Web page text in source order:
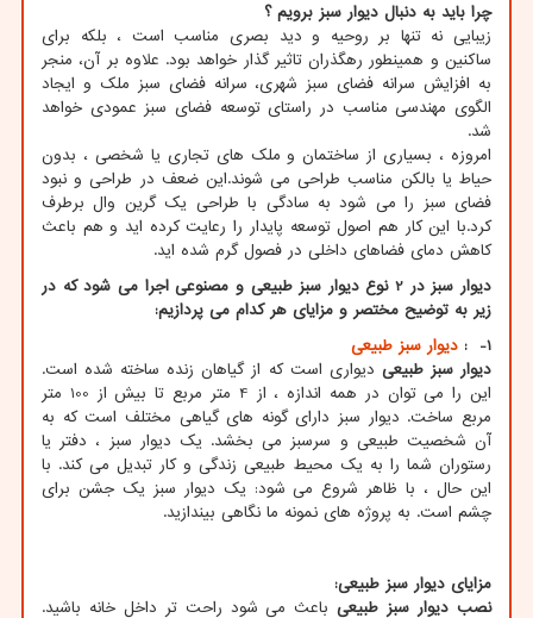
چرا باید به دنبال دیوار سبز برویم ؟
زیبایی نه تنها بر روحیه و دید بصری مناسب است ، بلکه برای
ساکنین و همینطور رهگذران تاثیر گذار خواهد بود. علاوه بر آن، منجر
به افزایش سرانه فضای سبز شهری، سرانه فضای سبز ملک و ایجاد
الگوی مهندسی مناسب در راستای توسعه فضای سبز عمودی خواهد
شد.
امروزه ، بسیاری از ساختمان و ملک های تجاری یا شخصی ، بدون
حیاط یا بالکن مناسب طراحی می شوند.این ضعف در طراحی و نبود
فضای سبز را می شود به سادگی با طراحی یک گرین وال برطرف
کرد.با این کار هم اصول توسعه پایدار را رعایت کرده اید و هم باعث
کاهش دمای فضاهای داخلی در فصول گرم شده اید.
دیوار سبز در 2 نوع دیوار سبز طبیعی و مصنوعی اجرا می شود که در
زیر به توضیح مختصر و مزایای هر کدام می پردازیم:
1
- دیوار سبز طبیعی :
دیوار سبز طبیعی دیواری است که از گیاهان زنده ساخته شده است.
این را می توان در همه اندازه ، از 4 متر مربع تا بیش از 100 متر
مربع ساخت. دیوار سبز دارای گونه های گیاهی مختلف است که به
آن شخصیت طبیعی و سرسبز می بخشد. یک دیوار سبز ، دفتر یا
رستوران شما را به یک محیط طبیعی زندگی و کار تبدیل می کند. با
این حال ، با ظاهر شروع می شود: یک دیوار سبز یک جشن برای
چشم است. به پروژه های نمونه ما نگاهی بیندازید.
مزایای دیوار سبز طبیعی:
نصب دیوار سبز طبیعیباعث می شود راحت تر داخل خانه باشید.